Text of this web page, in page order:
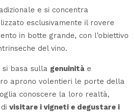
e si concentra
esclusivamente il rovere
in botte grande, con l’obiettivo
del vino.
si basa sulla genuinità e
aprono volentieri le porte della
conoscere la loro realtà,
visitare i vigneti e degustare i